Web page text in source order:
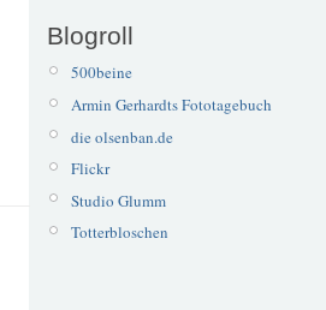
Blogroll
500beine
Armin Gerhardts Fototagebuch
die olsenban.de
Flickr
Studio Glumm
Totterbloschen